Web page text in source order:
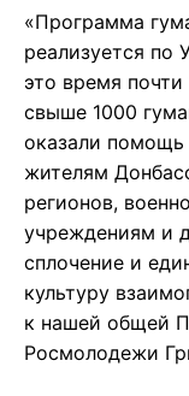
«Программа
реализуется по
это время
свыше 1000
оказали помощь
жителям
регионов,
учреждениям и
сплочение и
культуру
к нашей общей
Росмолодежи